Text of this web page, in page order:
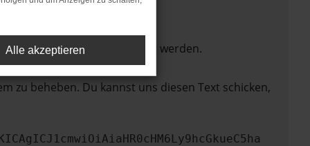
nicht mehr unterstützt werden.
zu beheben. Du kannst uns diesen Text schicken,
Alle akzeptieren